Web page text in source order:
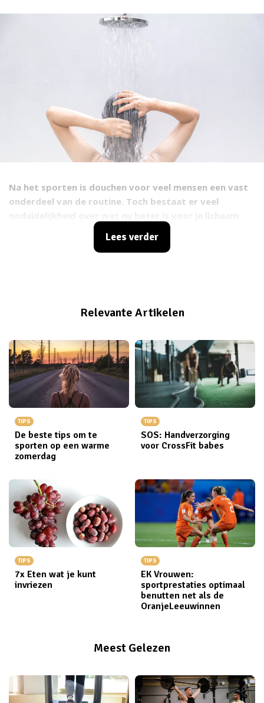
Na het sporten is douchen voor veel mensen een vast
onderdeel van de routine. Toch bestaat er veel
een warme douche of juist een koude. De keuze die je
maakt kan invloed hebben op je herstel, je spieren en
Lees verder
Relevante Artikelen
TIPS
De beste tips om te
sporten op een warme
zomerdag
TIPS
SOS: Handverzorging
voor CrossFit babes
TIPS
7x Eten wat je kunt
invriezen
TIPS
EK Vrouwen:
sportprestaties optimaal
benutten net als de
OranjeLeeuwinnen
Meest Gelezen